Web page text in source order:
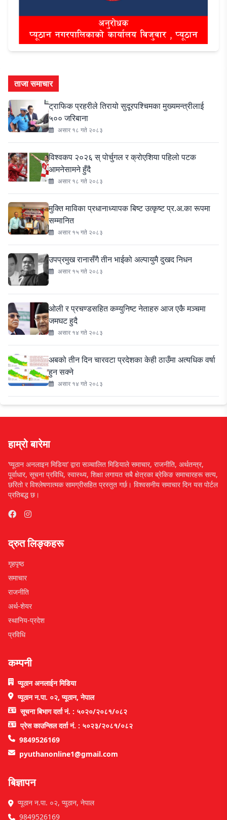
ताजा समाचार
ट्राफिक प्रहरीले तिरायो सुदूरपश्चिमका मुख्यमन्त्रीलाई
५०० जरिबाना
असार १८ गते २०८३
विश्वकप २०२६ स् पोर्चुगल र क्रोएशिया पहिलो पटक
आमनेसामने हुँदै
असार १८ गते २०८३
मुक्ति माविका प्रधानाध्यापक बिष्ट उत्कृष्ट प्र.अ.का रूपमा
सम्मानित
असार १५ गते २०८३
उपप्रमुख रानासँगै तीन भाईको अल्पायुमै दुखद निधन
असार १५ गते २०८३
ओली र प्रचण्डसहित कम्युनिष्ट नेताहरु आज एकै मञ्चमा
जमघट हुदै
असार १४ गते २०८३
अबको तीन दिन चारवटा प्रदेशका केही ठाउँमा अत्यधिक वर्षा
हुन सक्ने
असार १४ गते २०८३
हाम्रो बारेमा
‘प्यूठान अनलाइन मिडिया’ द्वारा सञ्चालित मिडियाले समाचार, राजनीति, अर्थतन्त्र,
पूर्वाधार, सूचना प्रविधि, स्वास्थ्य, शिक्षा लगायत सबै क्षेत्रका ब्रेकिङ समाचारहरू सत्य,
छरितो र विश्लेषणात्मक सामग्रीसहित प्रस्तुत गर्छ। विश्वसनीय समाचार दिन यस पोर्टल
प्रतिबद्ध छ।
द्रुत लिङ्कहरू
गृहपृष्ठ
समाचार
राजनीति
अर्थ-शेयर
स्थानिय-प्रदेश
प्रविधि
कम्पनी
प्यूठान अनलाईन मिडिया
प्यूठान न.पा. ०२, प्यूठान, नेपाल
सूचना बिभाग दर्ता नं. : ५०२०/२०८१/०८२
प्रेस काउन्सिल दर्ता नं. : ५०२३/२०८१/०८२
9849526169
pyuthanonline1@gmail.com
बिज्ञापन
प्यूठान न.पा. ०२, प्युठान, नेपाल
9849526169